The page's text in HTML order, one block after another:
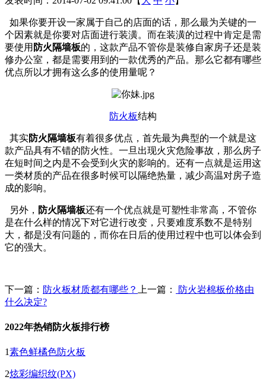
如果你要开设一家属于自己的店面的话，那么最为关键的一
个因素就是你要对店面进行装潢。而在装潢的过程中肯定是需
要使用 防火隔墙板的，这款产品不管你是装修自家房子还是装
修办公室，都是需要用到的一款优秀的产品。那么它都有哪些
优点所以才拥有这么多的使用量呢？
防火板结构
其实防火隔墙板有着很多优点，首先最为典型的一个就是这
款产品具有不错的防火性。一旦出现火灾危险事故，那么房子
在短时间之内是不会受到火灾的影响的。还有一点就是运用这
一类材质的产品在很多时候可以隔绝热量，减少高温对房子造
成的影响。
另外， 防火隔墙板还有一个优点就是可塑性非常高，不管你
是在什么样的情况下对它进行改变，只要难度系数不是特别
大，都是没有问题的，而你在日后的使用过程中也可以体会到
它的强大。
下一篇： 防火板材质都有哪些？ 上一篇：
防火岩棉板价格由
什么决定?
2022年热销防火板排行榜
1素色鲜橘色防火板
2炫彩编织纹(PX)